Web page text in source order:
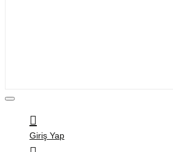
Giriş Yap